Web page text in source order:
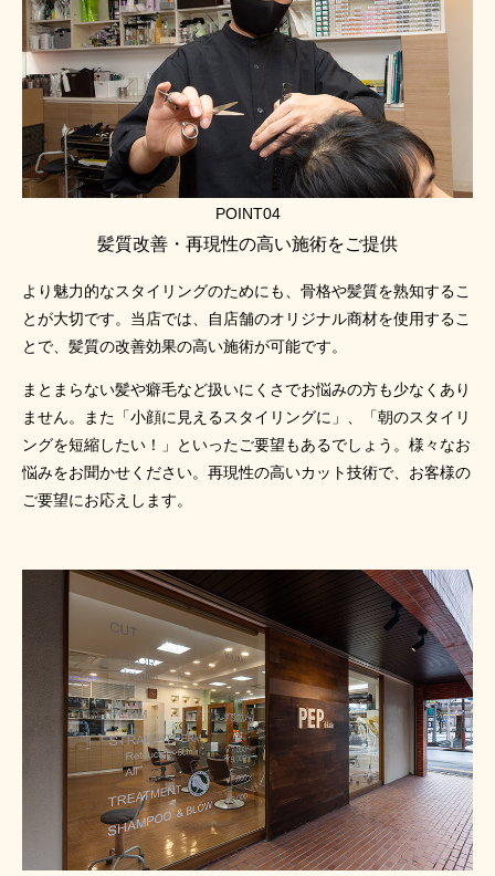
POINT04
髪質改善・再現性の高い施術をご提供
より魅力的なスタイリングのためにも、骨格や髪質を熟知するこ
とが大切です。当店では、自店舗のオリジナル商材を使用するこ
とで、髪質の改善効果の高い施術が可能です。
まとまらない髪や癖毛など扱いにくさでお悩みの方も少なくあり
ません。また「小顔に見えるスタイリングに」、「朝のスタイリ
ングを短縮したい！」といったご要望もあるでしょう。様々なお
悩みをお聞かせください。再現性の高いカット技術で、お客様の
ご要望にお応えします。